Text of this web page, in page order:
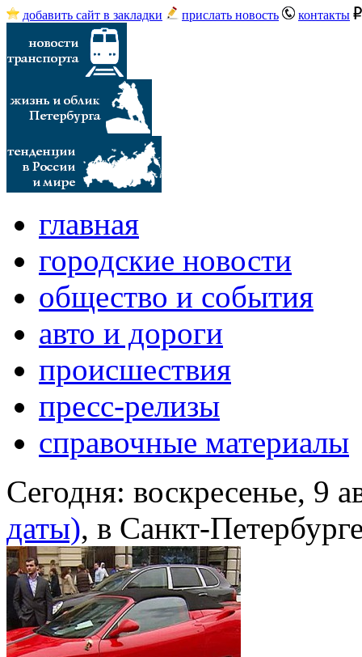
добавить сайт в закладки прислать новость контакты
главная
городские новости
общество и события
авто и дороги
происшествия
пресс-релизы
справочные материалы
Сегодня: воскресенье, 9
даты), в Санкт-